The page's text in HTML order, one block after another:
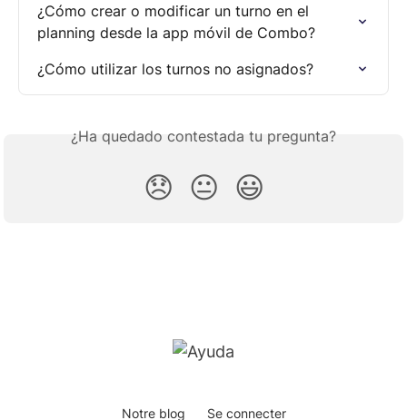
¿Cómo crear o modificar un turno en el
planning desde la app móvil de Combo?
¿Cómo utilizar los turnos no asignados?
¿Ha quedado contestada tu pregunta?
😞 😐 😃
Notre blog Se connecter